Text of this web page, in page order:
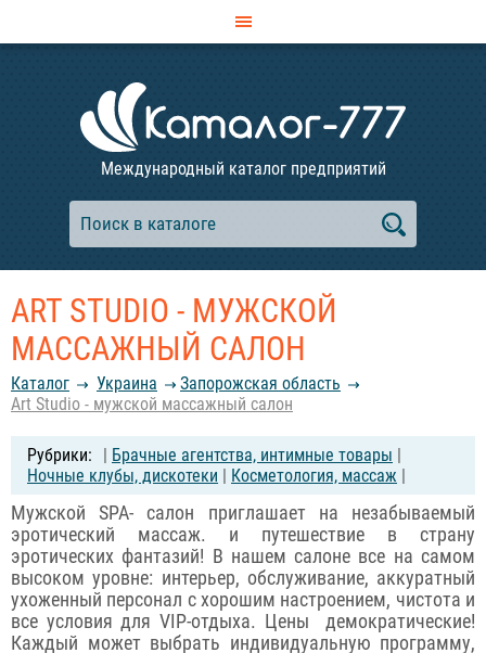
Международный каталог предприятий
ART STUDIO - МУЖСКОЙ
МАССАЖНЫЙ САЛОН
Каталог Украина
Запорожская область
Art Studio - мужской массажный салон
| Брачные агентства, интимные товары |
Ночные клубы, дискотеки | Косметология, массаж |
Мужской SPA- салон приглашает на незабываемый
эротический массаж. и путешествие в страну
эротических фантазий! В нашем салоне все на самом
высоком уровне: интерьер, обслуживание, аккуратный
ухоженный персонал с хорошим настроением, чистота и
все условия для VIP-отдыха. Цены демократические!
Каждый может выбрать индивидуальную программу,